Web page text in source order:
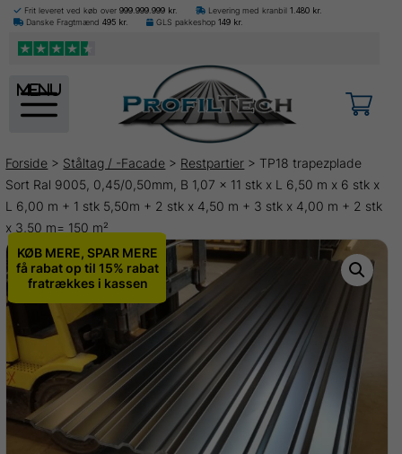
Frit leveret ved køb over 999.999.999 kr. Levering med kranbil 1.480 kr.
Danske Fragtmænd 495 kr. GLS pakkeshop 149 kr.
menu
Forside > Ståltag / -Facade > Restpartier > TP18 trapezplade
Sort Ral 9005, 0,45/0,50mm, B 1,07 x 11 stk x L 6,50 m x 6 stk x
L 6,00 m + 1 stk 5,50m + 2 stk x 4,50 m + 3 stk x 4,00 m + 2 stk
x 3,50 m= 150 m²
KØB MERE, SPAR MERE
få rabat op til 15% rabat
fratrækkes i kassen